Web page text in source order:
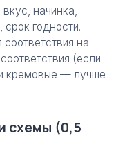
начинка,
годности.
на
(если
кремовые — лучше
схемы (0,5